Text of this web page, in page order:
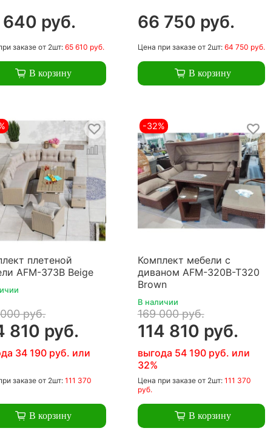
руб.
заказеот 2шт:65 610 руб.
В корзину
66 750 руб.
Цена при заказеот 2шт: 64 750 руб.
В корзину
плетеной
AFM-373B Beige
руб.
810 руб.
34 190 руб. или
заказеот 2шт:111 370
В корзину
-32%
Комплект мебели с
диваном AFM-320B-T320
Brown
В наличии
169 000 руб.
114 810 руб.
выгода 54 190 руб. или
32%
Цена при заказеот 2шт: 111 370
руб.
В корзину